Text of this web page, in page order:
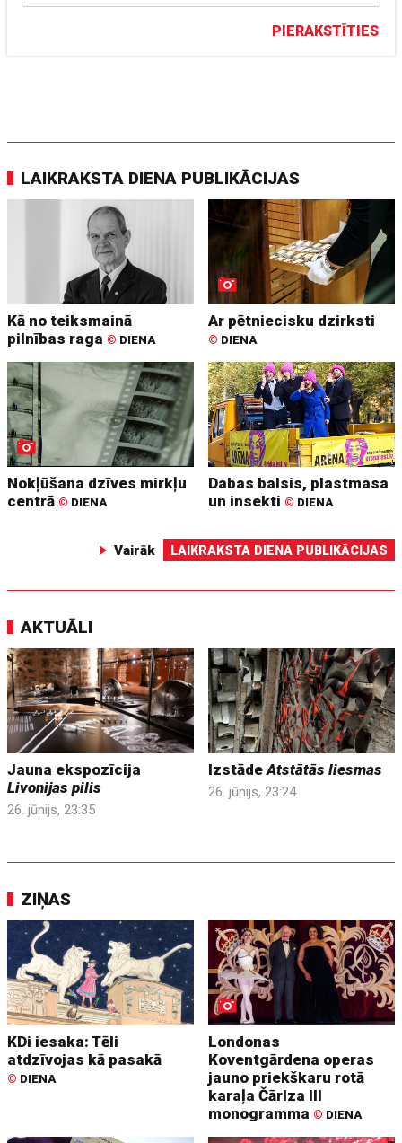
PIERAKSTĪTIES
LAIKRAKSTA DIENA PUBLIKĀCIJAS
Kā no teiksmainā
pilnības raga © DIENA
Ar pētniecisku dzirksti
© DIENA
Nokļūšana dzīves mirkļu
centrā © DIENA
Dabas balsis, plastmasa
un insekti © DIENA
Vairāk LAIKRAKSTA DIENA PUBLIKĀCIJAS
AKTUĀLI
Jauna ekspozīcija
Livonijas pilis
26. jūnijs, 23:35
IzstādeAtstātās liesmas
26. jūnijs, 23:24
ZIŅAS
KDi iesaka: Tēli
atdzīvojas kā pasakā
© DIENA
Londonas
Koventgārdena operas
jauno priekškaru rotā
karaļa Čārlza III
monogramma © DIENA